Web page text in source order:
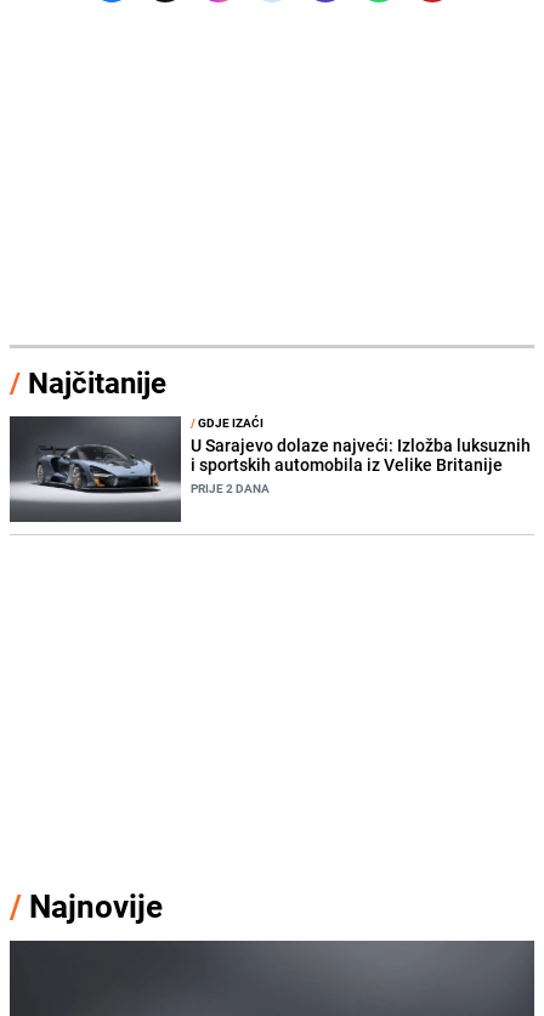
/ Najčitanije
/GDJE IZAĆI
U Sarajevo dolaze najveći: Izložba luksuznih
i sportskih automobila iz Velike Britanije
PRIJE 2 DANA
/ Najnovije